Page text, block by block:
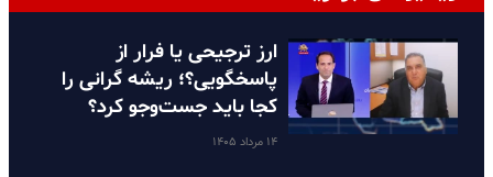
ارز ترجیحی یا فرار از
پاسخگویی؟؛ ریشه گرانی را
کجا باید جست‌وجو کرد؟
۱۴ مرداد ۱۴۰۵